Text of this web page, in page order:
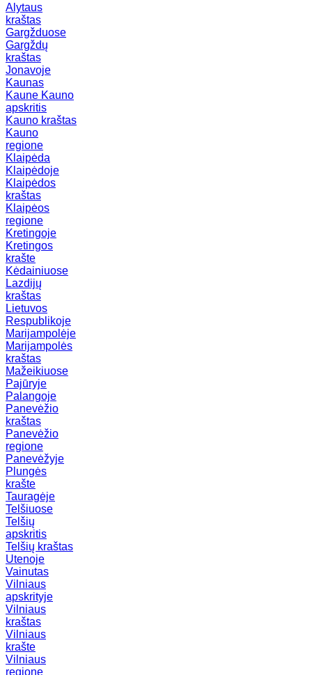
Alytaus
kraštas
Gargžduose
Gargždų
kraštas
Jonavoje
Kaunas
Kaune Kauno
apskritis
Kauno kraštas
Kauno
regione
Klaipėda
Klaipėdoje
Klaipėdos
kraštas
Klaipėos
regione
Kretingoje
Kretingos
krašte
Kėdainiuose
Lazdijų
kraštas
Lietuvos
Respublikoje
Marijampolėje
Marijampolės
kraštas
Mažeikiuose
Pajūryje
Palangoje
Panevėžio
kraštas
Panevėžio
regione
Panevėžyje
Plungės
krašte
Tauragėje
Telšiuose
Telšių
apskritis
Telšių kraštas
Utenoje
Vainutas
Vilniaus
apskrityje
Vilniaus
kraštas
Vilniaus
krašte
Vilniaus
regione